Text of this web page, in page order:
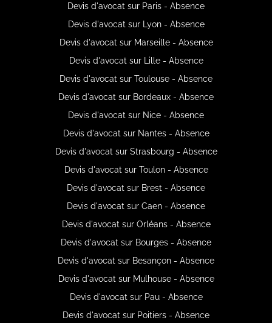
Devis d'avocat sur Paris - Absence
Devis d'avocat sur Lyon - Absence
Devis d'avocat sur Marseille - Absence
Devis d'avocat sur Lille - Absence
Devis d'avocat sur Toulouse - Absence
Devis d'avocat sur Bordeaux - Absence
Devis d'avocat sur Nice - Absence
Devis d'avocat sur Nantes - Absence
Devis d'avocat sur Strasbourg - Absence
Devis d'avocat sur Toulon - Absence
Devis d'avocat sur Brest - Absence
Devis d'avocat sur Caen - Absence
Devis d'avocat sur Orléans - Absence
Devis d'avocat sur Bourges - Absence
Devis d'avocat sur Besançon - Absence
Devis d'avocat sur Mulhouse - Absence
Devis d'avocat sur Pau - Absence
Devis d'avocat sur Poitiers - Absence